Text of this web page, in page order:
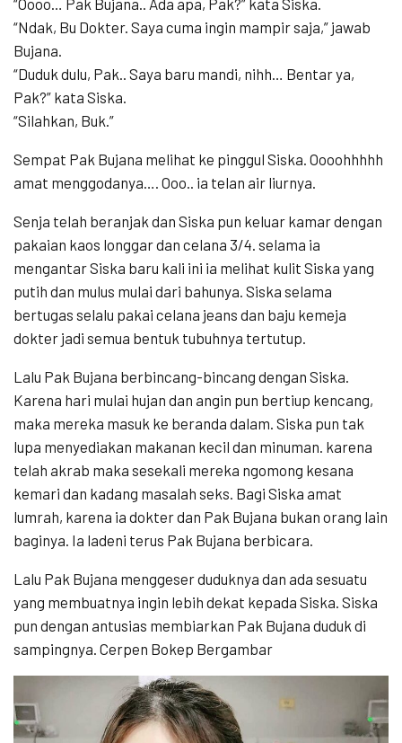
“Ndak, Bu Dokter. Saya cuma ingin mampir saja,” jawab
Bujana.
“Duduk dulu, Pak.. Saya baru mandi, nihh… Bentar ya,
Pak?” kata Siska.
“Silahkan, Buk.”
Sempat Pak Bujana melihat ke pinggul Siska. Oooohhhhh
amat menggodanya…. Ooo.. ia telan air liurnya.
Senja telah beranjak dan Siska pun keluar kamar dengan
pakaian kaos longgar dan celana 3/4. selama ia
mengantar Siska baru kali ini ia melihat kulit Siska yang
putih dan mulus mulai dari bahunya. Siska selama
bertugas selalu pakai celana jeans dan baju kemeja
dokter jadi semua bentuk tubuhnya tertutup.
Lalu Pak Bujana berbincang-bincang dengan Siska.
Karena hari mulai hujan dan angin pun bertiup kencang,
maka mereka masuk ke beranda dalam. Siska pun tak
lupa menyediakan makanan kecil dan minuman. karena
telah akrab maka sesekali mereka ngomong kesana
kemari dan kadang masalah seks. Bagi Siska amat
lumrah, karena ia dokter dan Pak Bujana bukan orang lain
baginya. Ia ladeni terus Pak Bujana berbicara.
Lalu Pak Bujana menggeser duduknya dan ada sesuatu
yang membuatnya ingin lebih dekat kepada Siska. Siska
pun dengan antusias membiarkan Pak Bujana duduk di
sampingnya. Cerpen Bokep Bergambar